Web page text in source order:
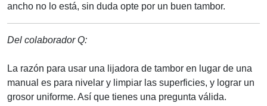
ancho no lo está, sin duda opte por un buen tambor.
Del colaborador Q:
La razón para usar una lijadora de tambor en lugar de una
manual es para nivelar y limpiar las superficies, y lograr un
grosor uniforme. Así que tienes una pregunta válida.